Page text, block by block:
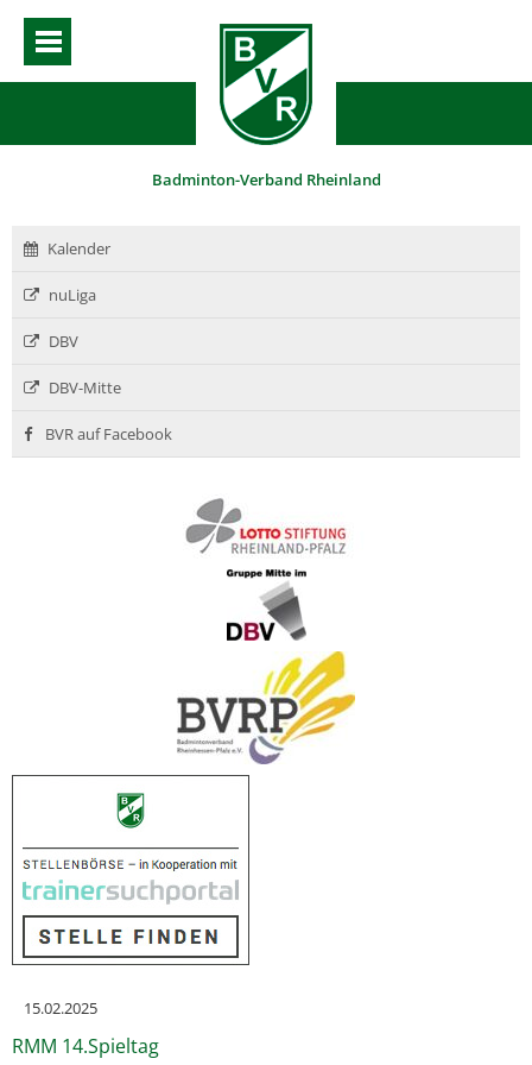
Badminton-Verband Rheinland
Kalender
nuLiga
DBV
DBV-Mitte
BVR auf Facebook
15.02.2025
RMM 14.Spieltag